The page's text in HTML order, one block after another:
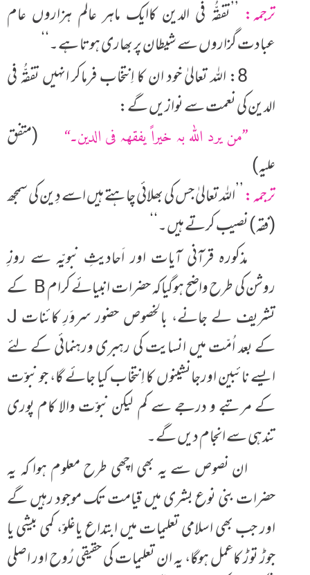
ترجمہ: ’’تفقُّہ فی الدین کاایک ماہر عالم ہزاروں عام
عبادت گزاروں سے شیطان پر بھاری ہوتا ہے۔‘‘
8: اللہ تعالیٰ خود ان کا اِنتخاب فرماکر انہیں تفقُّہ فی
الدین کی نعمت سے نوازیں گے:
’’من یرد اللہ بہ خیراً یفقھہ فی الدین۔‘‘ (متفق
علیہ)
ترجمہ:’’اللہ تعالیٰ جس کی بھلائی چاہتے ہیں اسے دِین کی سمجھ
(فقہ) نصیب کرتے ہیں۔‘‘
مذکورہ قرآنی آیات اور اَحادیثِ نبویّہ سے روزِ
روشن کی طرح واضح ہوگیاکہ حضرات انبیائے کرام B کے
تشریف لے جانے، بالخصوص حضور سروَرِ کائنات J
کے بعد اُمّت میں انسایت کی رہبری ورہنمائی کے لئے
ایسے نائبین اورجانشینوں کا اِنتخاب کیا جائے گا، جو نبوّت
کے مرتبے و درجے سے کم لیکن نبوّت والا کام پوری
تندہی سے انجام دیں گے۔
ان نصوص سے یہ بھی اچھی طرح معلوم ہوا کہ یہ
حضرات بنی نوع بشری میں قیامت تک موجود رہیں گے
اور جب بھی اسلامی تعلیمات میں ابتداع یاغلوّ، کمی بیشی یا
جوڑ توڑ کاعمل ہوگا، یہ ان تعلیمات کی حقیقی رُوح اور اصلی